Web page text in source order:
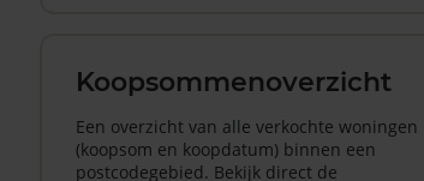
Koopsommenoverzicht
Een overzicht van alle verkochte woningen
(koopsom en koopdatum) binnen een
postcodegebied. Bekijk direct de